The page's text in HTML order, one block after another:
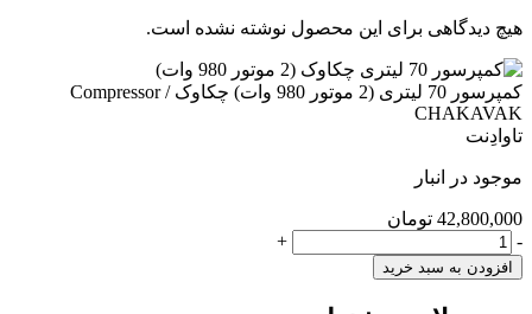
هیچ دیدگاهی برای این محصول نوشته نشده است.
کمپرسور 70 لیتری (2 موتور 980 وات) چکاوک / Compressor
CHAKAVAK
تاوادِنت
موجود در انبار
42,800,000 تومان
کمپرسور
70
لیتری
-
+
افزودن به سبد خرید